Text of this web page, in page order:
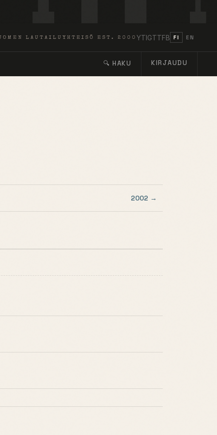
LAUTAILUYHTEISÖ EST. 2000 YTIGTTFB FI EN
🔍 HAKU KIRJAUDU
2002 →